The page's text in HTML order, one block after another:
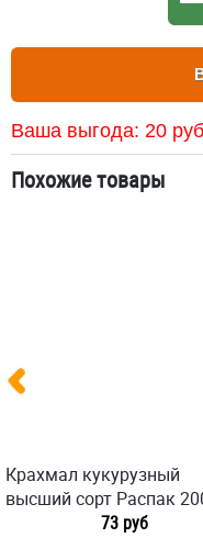
Ваша выгода: 20
Похожие товары
Крахмал кукурузный
высший сорт Распак
73 руб